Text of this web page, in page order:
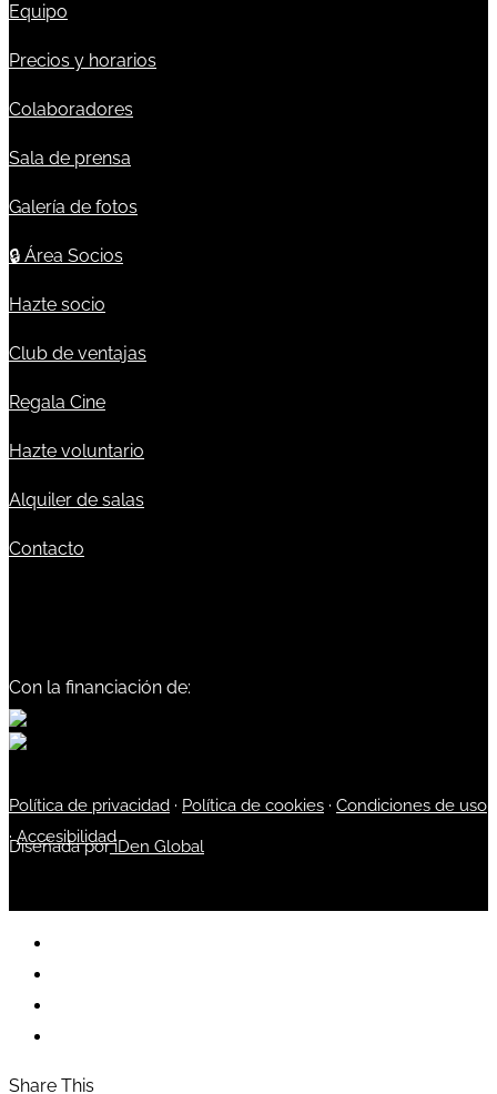
Equipo
Precios y horarios
Colaboradores
Sala de prensa
Galería de fotos
🔒 Área Socios
Hazte socio
Club de ventajas
Regala Cine
Hazte voluntario
Alquiler de salas
Contacto
Con la financiación de:
Política de privacidad · Política de cookies · Condiciones de uso
·Accesibilidad
Diseñada poriDen Global
Share This